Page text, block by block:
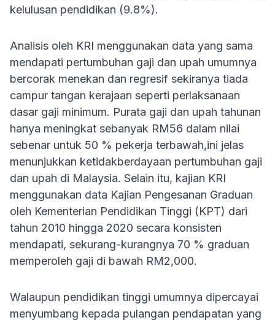
kelulusan pendidikan (9.8%).
Analisis oleh KRI menggunakan data yang sama
mendapati pertumbuhan gaji dan upah umumnya
bercorak menekan dan regresif sekiranya tiada
campur tangan kerajaan seperti perlaksanaan
dasar gaji minimum. Purata gaji dan upah tahunan
hanya meningkat sebanyak RM56 dalam nilai
sebenar untuk 50 % pekerja terbawah,ini jelas
menunjukkan ketidakberdayaan pertumbuhan gaji
dan upah di Malaysia. Selain itu, kajian KRI
menggunakan data Kajian Pengesanan Graduan
oleh Kementerian Pendidikan Tinggi (KPT) dari
tahun 2010 hingga 2020 secara konsisten
mendapati, sekurang-kurangnya 70 % graduan
memperoleh gaji di bawah RM2,000.
Walaupun pendidikan tinggi umumnya dipercayai
menyumbang kepada pulangan pendapatan yang